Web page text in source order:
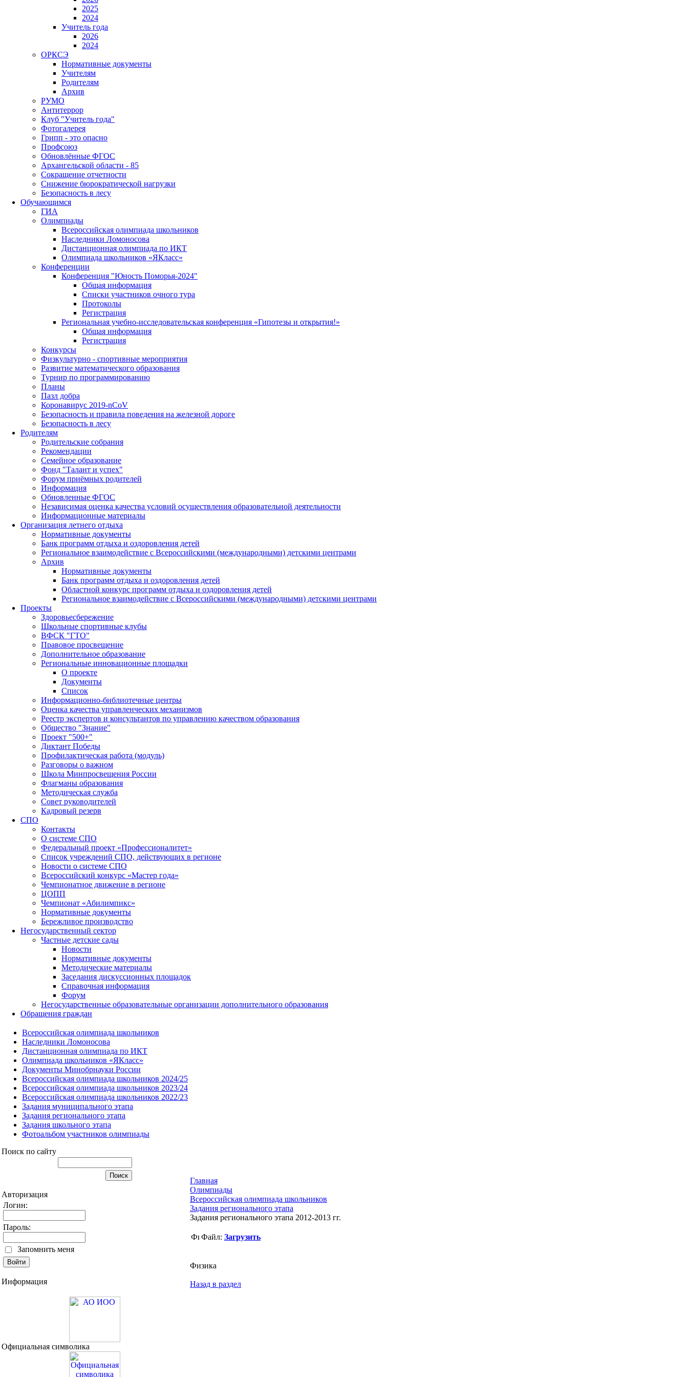
2025
2024
Учитель года
2026
2024
ОРКСЭ
Нормативные документы
Учителям
Родителям
Архив
РУМО
Антитеррор
Клуб "Учитель года"
Фотогалерея
Грипп - это опасно
Профсоюз
Обновлённые ФГОС
Архангельской области - 85
Сокращение отчетности
Снижение бюрократической нагрузки
Безопасность в лесу
Обучающимся
ГИА
Олимпиады
Всероссийская олимпиада школьников
Наследники Ломоносова
Дистанционная олимпиада по ИКТ
Олимпиада школьников «ЯКласс»
Конференции
Конференция "Юность Поморья-2024"
Общая информация
Списки участников очного тура
Протоколы
Регистрация
Региональная учебно-исследовательская конференция «Гипотезы и открытия!»
Общая информация
Регистрация
Конкурсы
Физкультурно - спортивные мероприятия
Развитие математического образования
Турнир по программированию
Планы
Пазл добра
Коронавирус 2019-nCoV
Безопасность и правила поведения на железной дороге
Безопасность в лесу
Родителям
Родительские собрания
Рекомендации
Семейное образование
Фонд "Талант и успех"
Форум приёмных родителей
Информация
Обновленные ФГОС
Независимая оценка качества условий осуществления образовательной деятельности
Информационные материалы
Организация летнего отдыха
Нормативные документы
Банк программ отдыха и оздоровления детей
Региональное взаимодействие с Всероссийскими (международными) детскими центрами
Архив
Нормативные документы
Банк программ отдыха и оздоровления детей
Областной конкурс программ отдыха и оздоровления детей
Региональное взаимодействие с Всероссийскими (международными) детскими центрами
Проекты
Здоровьесбережение
Школьные спортивные клубы
ВФСК "ГТО"
Правовое просвещение
Дополнительное образование
Региональные инновационные площадки
О проекте
Документы
Список
Информационно-библиотечные центры
Оценка качества управленческих механизмов
Реестр экспертов и консультантов по управлению качеством образования
Общество "Знание"
Проект "500+"
Диктант Победы
Профилактическая работа (модуль)
Разговоры о важном
Школа Минпросвещения России
Флагманы образования
Методическая служба
Совет руководителей
Кадровый резерв
СПО
Контакты
О системе СПО
Федеральный проект «Профессионалитет»
Список учреждений СПО, действующих в регионе
Новости о системе СПО
Всероссийский конкурс «Мастер года»
Чемпионатное движение в регионе
ЦОПП
Чемпионат «Абилимпикс»
Нормативные документы
Бережливое производство
Негосударственный сектор
Частные детские сады
Новости
Нормативные документы
Методические материалы
Заседания дискуссионных площадок
Справочная информация
Форум
Негосударственные образовательные организации дополнительного образования
Обращения граждан
Всероссийская олимпиада школьников
Наследники Ломоносова
Дистанционная олимпиада по ИКТ
Олимпиада школьников «ЯКласс»
Документы Минобрнауки России
Всероссийская олимпиада школьников 2024/25
Всероссийская олимпиада школьников 2023/24
Всероссийская олимпиада школьников 2022/23
Задания муниципального этапа
Задания регионального этапа
Задания школьного этапа
Фотоальбом участников олимпиады
Поиск по сайту
Авторизация
Логин:
Пароль:
Запомнить меня
Информация
Официальная символика
Главная
Олимпиады
Всероссийская олимпиада школьников
Задания регионального этапа
Задания регионального этапа 2012-2013 гг.
Файл: Загрузить
Физика
Назад в раздел